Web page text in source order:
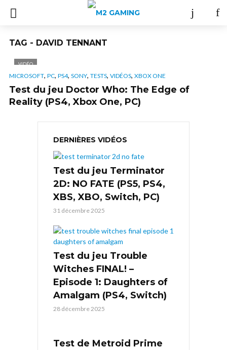
TAG - DAVID TENNANT
VIDÉO
MICROSOFT, PC, PS4, SONY, TESTS, VIDÉOS, XBOX ONE
Test du jeu Doctor Who: The Edge of
Reality (PS4, Xbox One, PC)
DERNIÈRES VIDÉOS
Test du jeu Terminator
2D: NO FATE (PS5, PS4,
XBS, XBO, Switch, PC)
31 décembre 2025
Test du jeu Trouble
Witches FINAL! –
Episode 1: Daughters of
Amalgam (PS4, Switch)
28 décembre 2025
Test de Metroid Prime